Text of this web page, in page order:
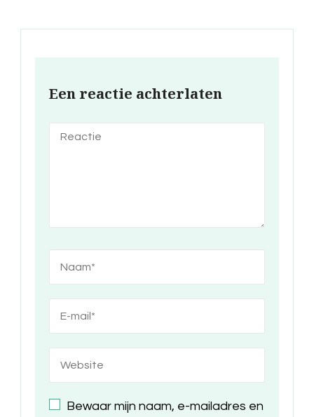
Een reactie achterlaten
Bewaar mijn naam, e-mailadres en